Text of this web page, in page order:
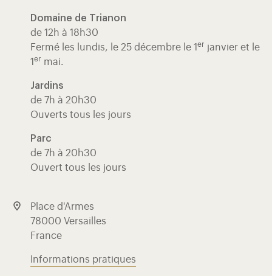
Domaine de Trianon
de 12h à 18h30
Fermé les lundis, le 25 décembre le 1 er janvier et le
1 er mai.
Jardins
de 7h à 20h30
Ouverts tous les jours
Parc
de 7h à 20h30
Ouvert tous les jours
Place d'Armes
78000 Versailles
France
Informations pratiques